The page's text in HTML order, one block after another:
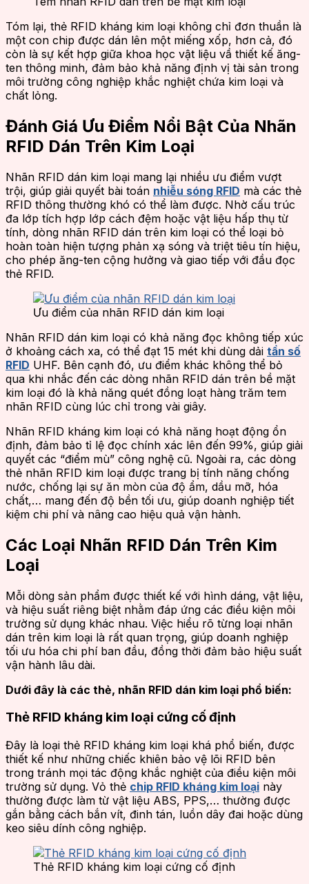
Tóm lại, thẻ RFID kháng kim loại không chỉ đơn thuần là
một con chip được dán lên một miếng xốp, hơn cả, đó
còn là sự kết hợp giữa khoa học vật liệu vầ thiết kế ăng-
ten thông minh, đảm bảo khả năng định vị tài sản trong
môi trường công nghiệp khắc nghiệt chứa kim loại và
chất lỏng.
Đánh Giá Ưu Điểm Nổi Bật Của Nhãn
RFID Dán Trên Kim Loại
Nhãn RFID dán kim loại mang lại nhiều ưu điểm vượt
trội, giúp giải quyết bài toán nhiễu sóng RFID mà các thẻ
RFID thông thường khó có thể làm được. Nhờ cấu trúc
đa lớp tích hợp lớp cách đệm hoặc vật liệu hấp thụ từ
tính, dòng nhãn RFID dán trên kim loại có thể loại bỏ
hoàn toàn hiện tượng phản xạ sóng và triệt tiêu tín hiệu,
cho phép ăng-ten cộng hưởng và giao tiếp với đầu đọc
thẻ RFID.
Ưu điểm của nhãn RFID dán kim loại
Nhãn RFID dán kim loại có khả năng đọc không tiếp xúc
ở khoảng cách xa, có thể đạt 15 mét khi dùng dải tần số
RFID UHF. Bên cạnh đó, ưu điểm khác không thể bỏ
qua khi nhắc đến các dòng nhãn RFID dán trên bề mặt
kim loại đó là khả năng quét đồng loạt hàng trăm tem
nhãn RFID cùng lúc chỉ trong vài giây.
Nhãn RFID kháng kim loại có khả năng hoạt động ổn
định, đảm bảo tỉ lệ đọc chính xác lên đến 99%, giúp giải
quyết các “điểm mù” công nghệ cũ. Ngoài ra, các dòng
thẻ nhãn RFID kim loại được trang bị tính năng chống
nước, chống lại sự ăn mòn của độ ẩm, dầu mỡ, hóa
chất,… mang đến độ bền tối ưu, giúp doanh nghiệp tiết
kiệm chi phí và nâng cao hiệu quả vận hành.
Các Loại Nhãn RFID Dán Trên Kim
Loại
Mỗi dòng sản phẩm được thiết kế với hình dáng, vật liệu,
và hiệu suất riêng biệt nhằm đáp ứng các điều kiện môi
trường sử dụng khác nhau. Việc hiểu rõ từng loại nhãn
dán trên kim loại là rất quan trọng, giúp doanh nghiệp
tối ưu hóa chi phí ban đầu, đồng thời đảm bảo hiệu suất
vận hành lâu dài.
Dưới đây là các thẻ, nhãn RFID dán kim loại phổ biến:
Thẻ RFID kháng kim loại cứng cố định
Đây là loại thẻ RFID kháng kim loại khá phổ biến, được
thiết kế như những chiếc khiên bảo vệ lõi RFID bên
trong tránh mọi tác động khắc nghiệt của điều kiện môi
trường sử dụng. Vỏ thẻ chip RFID kháng kim loại này
thường được làm từ vật liệu ABS, PPS,… thường được
gắn bằng cách bắn vít, đinh tán, luồn dây đai hoặc dùng
keo siêu dính công nghiệp.
Thẻ RFID kháng kim loại cứng cố định